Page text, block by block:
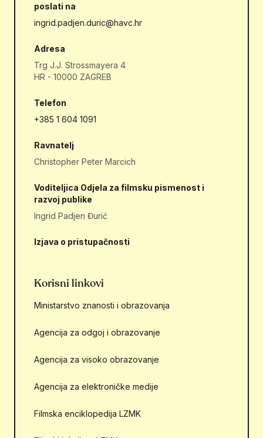
poslati na
ingrid.padjen.duric@havc.hr
Adresa
Trg J.J. Strossmayera 4
HR - 10000 ZAGREB
Telefon
+385 1 604 1091
Ravnatelj
Christopher Peter Marcich
Voditeljica Odjela za filmsku pismenost i
razvoj publike
Ingrid Padjen Đurić
Izjava o pristupačnosti
Korisni linkovi
Ministarstvo znanosti i obrazovanja
Agencija za odgoj i obrazovanje
Agencija za visoko obrazovanje
Agencija za elektroničke medije
Filmska enciklopedija LZMK